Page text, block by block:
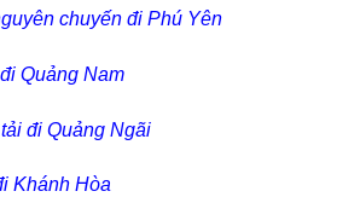
chuyến đi Phú Yên
Quảng Nam
đi Quảng Ngãi
Khánh Hòa